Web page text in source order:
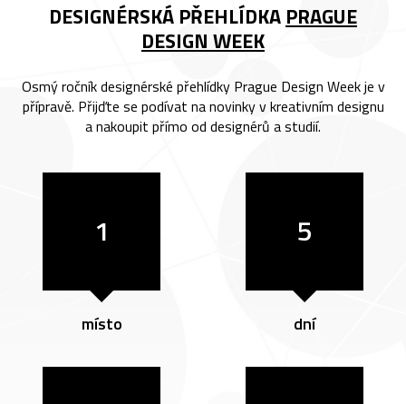
DESIGNÉRSKÁ PŘEHLÍDKA PRAGUE
DESIGN WEEK
Osmý ročník designérské přehlídky Prague Design Week je v
přípravě. Přijďte se podívat na novinky v kreativním designu
a nakoupit přímo od designérů a studií.
1
místo
5
dní